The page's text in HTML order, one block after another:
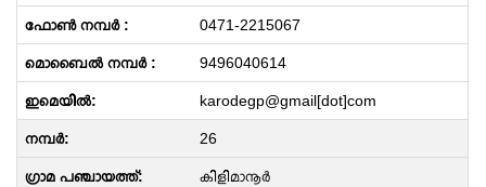
0471-2215067
9496040614
karodegp@gmail[dot]com
26
കിളിമാനൂർ